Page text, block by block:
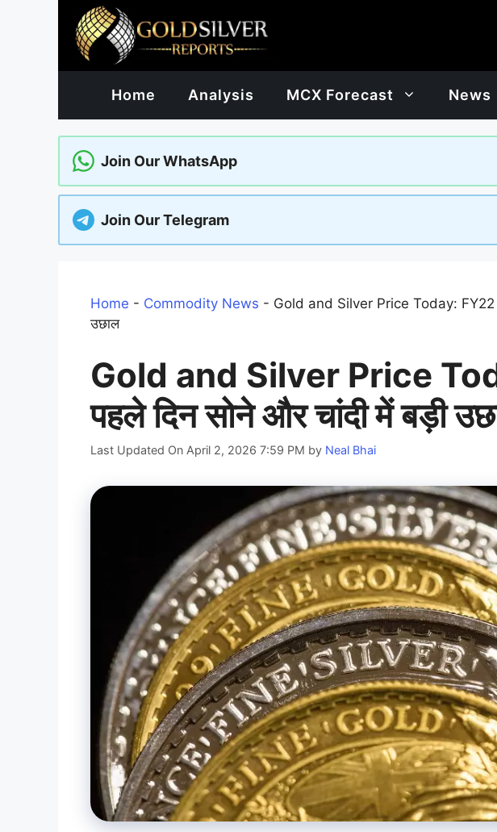
Home Analysis MCX Forecast News
Join Our WhatsApp
Join Our Telegram
Home - Commodity News - Gold and Silver Price Today: FY22
उछाल
Gold and Silver Price
पहले दिन सोने और चांदी में बड़ी
Last Updated On April 2, 2026 7:59 PM by Neal Bhai